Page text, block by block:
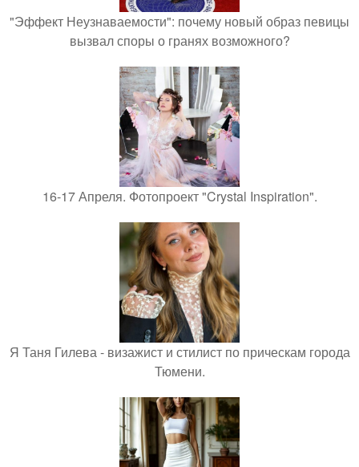
"Эффект Неузнаваемости": почему новый образ певицы
вызвал споры о гранях возможного?
16-17 Апреля. Фотопроект "Crystal Inspiration".
Я Таня Гилева - визажист и стилист по прическам города
Тюмени.